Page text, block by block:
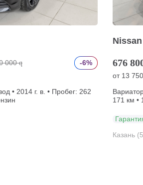
000 q
-6%
• 2014 г. в. • Пробег: 262
676
от 13 750
171 км •
Казань